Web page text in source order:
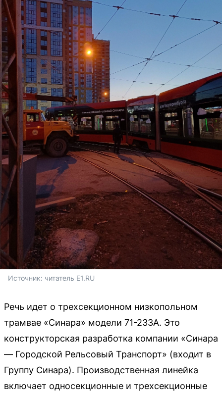
Источник: читатель E1.RU
Речь идет о трехсекционном низкопольном
трамвае «Синара» модели 71-233А. Это
конструкторская разработка компании «Синара
— Городской Рельсовый Транспорт» (входит в
Группу Синара). Производственная линейка
включает односекционные и трехсекционные